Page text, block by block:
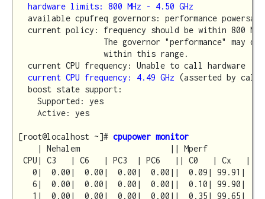
hardware limits: 800 MHz - 4.50 GHz
  available cpufreq governors: performance powersave
current policy: frequency should be within 800
The governor "performance" may
                  within this range.
  current CPU frequency: Unable to call hardware
current CPU frequency: 4.49 GHz (asserted by call
  boost state support:
    Supported: yes
    Active: yes
[root@localhost ~]# cpupower monitor
| Nehalem                   || Mperf
CPU| C3   | C6   | PC3  | PC6   || C0   | Cx   |
0|  0.00|  0.00|  0.00|  0.00||  0.09| 99.91|
6|  0.00|  0.00|  0.00|  0.00||  0.10| 99.90|
1|  0.00|  0.00|  0.00|  0.00||  0.35| 99.65|